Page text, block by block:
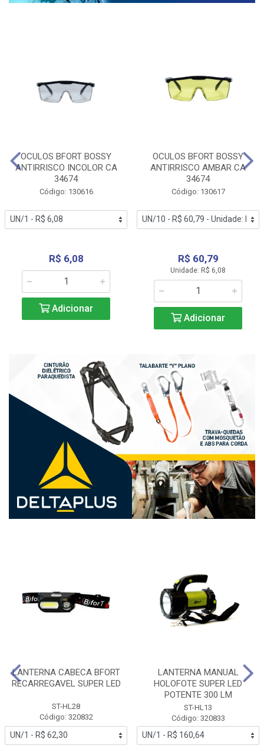
OCULOS BFORT BOSSY
ANTIRRISCO INCOLOR CA
34674
Código: 130616
R$ 6,08
Adicionar
OCULOS BFORT BOSSY
ANTIRRISCO AMBAR CA
34674
Código: 130617
R$ 60,79
Unidade: R$ 6,08
Adicionar
LANTERNA CABECA BFORT
RECARREGAVEL SUPER LED
ST-HL28
Código: 320832
LANTERNA MANUAL
HOLOFOTE SUPER LED
POTENTE 300 LM
ST-HL13
Código: 320833